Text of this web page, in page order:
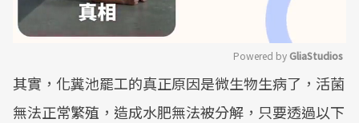
Mute
Powered by GliaStudios
其實，化糞池罷工的真正原因是微生物生病了，活菌
無法正常繁殖，造成水肥無法被分解，只要透過以下